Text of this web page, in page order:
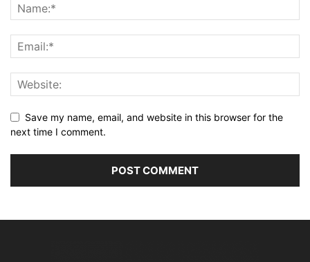
Save my name, email, and website in this browser for the
next time I comment.